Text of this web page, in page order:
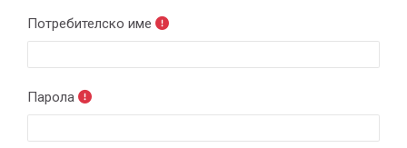
Потребителско име
Парола